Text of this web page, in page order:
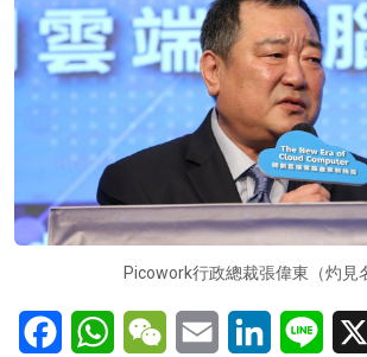
Picowork行政總裁張偉東（灼見
FacebookWhatsAppWeChatEmail LinkedInLine